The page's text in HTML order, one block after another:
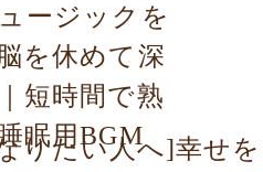
ージックを
を休めて深
短時間で熟
眠用BGM
りたい人へ]幸せ